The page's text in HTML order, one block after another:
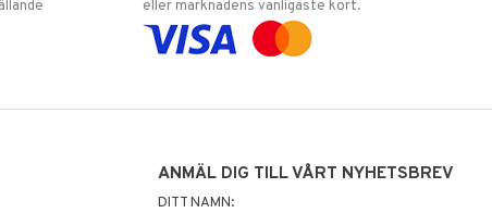
eller marknadens vanligaste kort.
ANMÄL DIG TILL VÅRT NYHETSBREV
DITT NAMN: